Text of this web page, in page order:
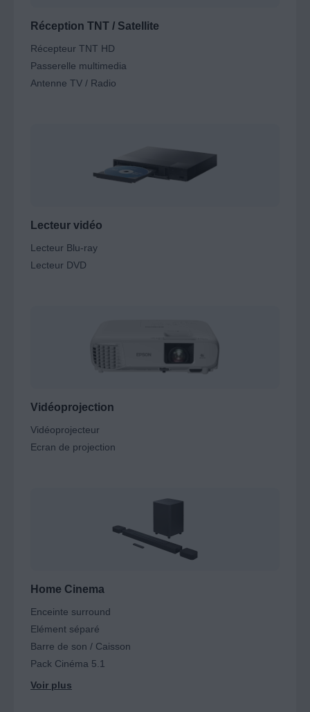
Réception TNT / Satellite
Récepteur TNT HD
Passerelle multimedia
Antenne TV / Radio
Lecteur vidéo
Lecteur Blu-ray
Lecteur DVD
Vidéoprojection
Vidéoprojecteur
Ecran de projection
Home Cinema
Enceinte surround
Elément séparé
Barre de son / Caisson
Pack Cinéma 5.1